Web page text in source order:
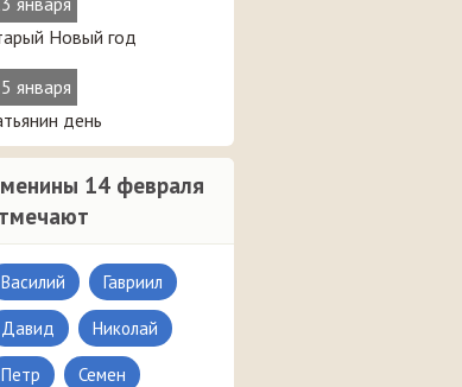
Новый год
января
день
14 февраля
Василий Гавриил
Давид Николай
Петр Семен